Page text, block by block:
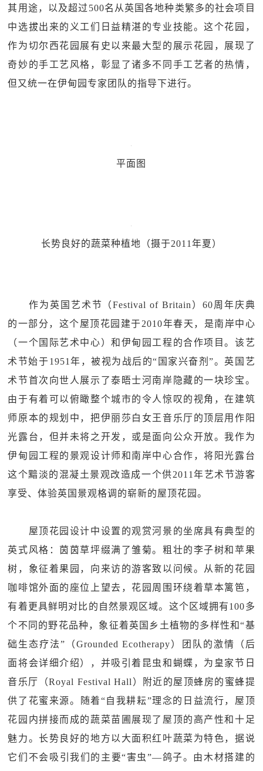
其用途，以及超过500名从英国各地种类繁多的社会项目
中选拔出来的义工们日益精湛的专业技能。这个花园，
作为切尔西花园展有史以来最大型的展示花园，展现了
奇妙的手工艺风格，彰显了诸多不同手工艺者的热情，
但又统一在伊甸园专家团队的指导下进行。
平面图
长势良好的蔬菜种植地（摄于2011年夏）
作为英国艺术节（Festival of Britain）60周年庆典
的一部分，这个屋顶花园建于2010年春天，是南岸中心
（一个国际艺术中心）和伊甸园工程的合作项目。该艺
术节始于1951年，被视为战后的“国家兴奋剂”。英国艺
术节首次向世人展示了泰晤士河南岸隐藏的一块珍宝。
由于有着可以俯瞰整个城市的令人惊叹的视角，在建筑
师原本的规划中，把伊丽莎白女王音乐厅的顶层用作阳
光露台，但并未将之开发，或是面向公众开放。我作为
伊甸园工程的景观设计师和南岸中心合作，将阳光露台
这个黯淡的混凝土景观改造成一个供2011年艺术节游客
享受、体验英国景观格调的崭新的屋顶花园。
屋顶花园设计中设置的观赏河景的坐席具有典型的
英式风格：茵茵草坪缀满了雏菊。粗壮的李子树和苹果
树，象征着果园，向来访的游客致以问候。从新的花园
咖啡馆外面的座位上望去，花园周围环绕着草本篱笆，
有着更具鲜明对比的自然景观区域。这个区域拥有100多
个不同的野花品种，象征着英国乡土植物的多样性和“基
础生态疗法”（Grounded Ecotherapy）团队的激情（后
面将会详细介绍），并吸引着昆虫和蝴蝶，为皇家节日
音乐厅（Royal Festival Hall）附近的屋顶蜂房的蜜蜂提
供了花蜜来源。随着“自我耕耘”理念的日益流行，屋顶
花园内拼接而成的蔬菜苗圃展现了屋顶的高产性和十足
魅力。长势良好的地方以大面积红叶蔬菜为特色，据说
它们不会吸引我们的主要“害虫”—鸽子。由木材搭建的